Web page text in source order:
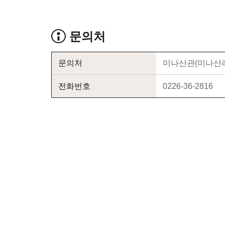
문의처
문의처 미나산관(미나산
전화번호 0226-36-2816